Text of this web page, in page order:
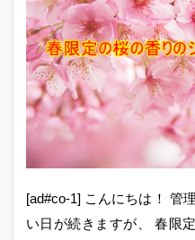
[ad#co-1] こんにちは！ 管
い日が続きますが、 春限